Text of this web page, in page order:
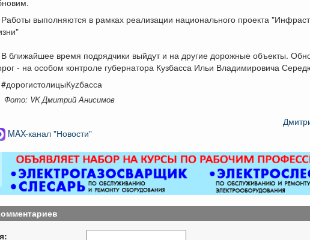
Работы выполняются в рамках реализации национального проекта
В ближайшее время подрядчики выйдут и на другие дорожные объекты.
- на особом контроле губернатора Кузбасса Ильи Владимировича
#дорогистолицыКуzбасса
Фото: VK Дмитрий Анисимов
MAX-канал "Новости"